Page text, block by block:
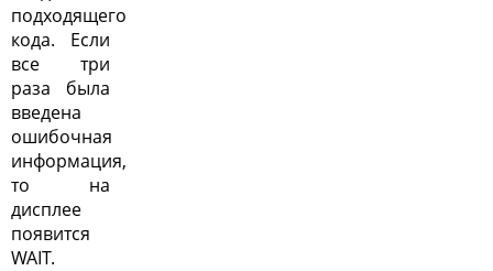
подходящего
кода. Если
все три
раза была
введена
ошибочная
информация,
то на
дисплее
появится
WAIT.